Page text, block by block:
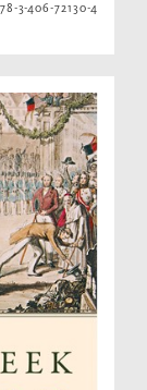
3-406-72130-4